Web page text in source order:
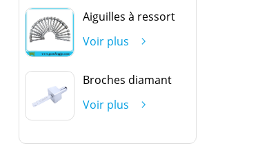
Aiguilles à ressort
Voir plus
Broches diamant
Voir plus